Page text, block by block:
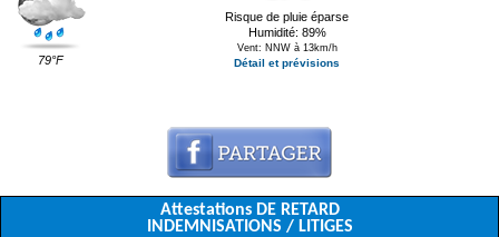
79°F
Risque de pluie éparse
Humidité: 89%
Vent: NNW à 13km/h
Détail et prévisions
Attestations DE RETARD
INDEMNISATIONS / LITIGES